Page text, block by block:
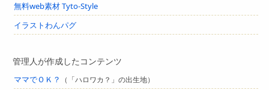
無料web素材 Tyto-Style
イラストわんパグ
管理人が作成したコンテンツ
ママでＯＫ？ （「ハロワカ？」の出生地）